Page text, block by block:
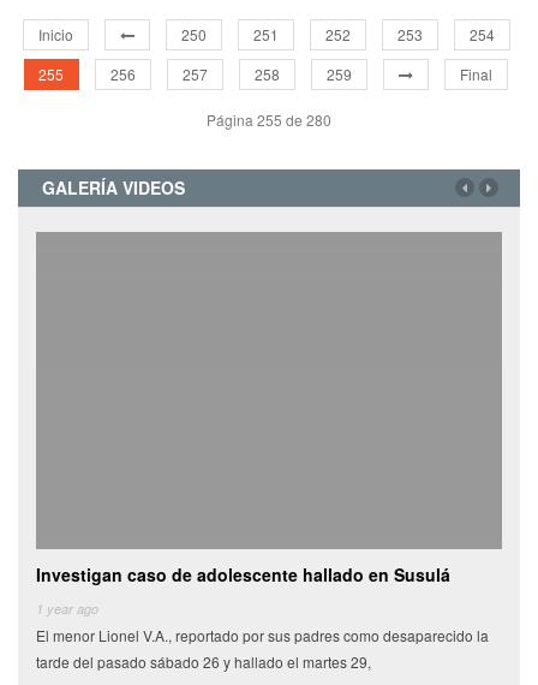
Inicio 250 251 252 253
254
255
256 257 258 259 Final
Página 255 de 280
GALERÍA VIDEOS
Investigan caso de adolescente hallado en Susulá
1 year ago
El menor Lionel V.A., reportado por sus padres como desaparecido la
tarde del pasado sábado 26 y hallado el martes 29,